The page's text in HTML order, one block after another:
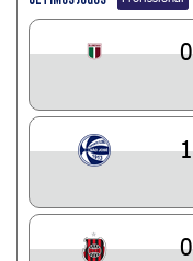
0
1
0